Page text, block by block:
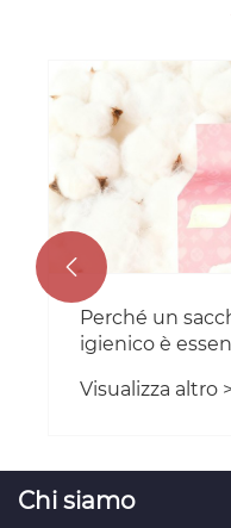
Invia
professionale
RGS
Visualizza altro

Chi siamo